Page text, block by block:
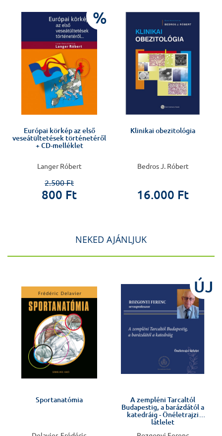
%
Európai körkép az első
veseátültetések történetéről
+ CD-melléklet
Langer Róbert
2.500 Ft
800 Ft
Klinikai obezitológia
Bedros J. Róbert
16.000 Ft
NEKED AJÁNLJUK
Sportanatómia
ÚJ
A zempléni Tarcaltól
Budapestig, a barázdától a
katedráig - Önéletrajzi
látlelet